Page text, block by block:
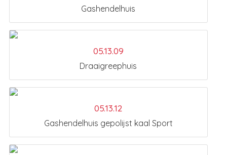
Gashendelhuis
05.13.09
Draaigreephuis
05.13.12
Gashendelhuis gepolijst kaal Sport